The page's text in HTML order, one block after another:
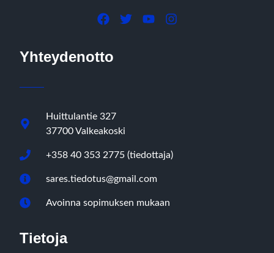
Yhteydenotto
Huittulantie 327
37700 Valkeakoski
+358 40 353 2775 (tiedottaja)
sares.tiedotus@gmail.com
Avoinna sopimuksen mukaan
Tietoja